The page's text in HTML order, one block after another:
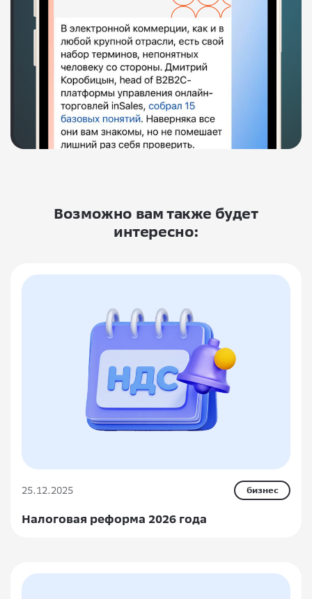
Возможно вам также будет
интересно:
25.12.2025 бизнес
Налоговая реформа 2026 года